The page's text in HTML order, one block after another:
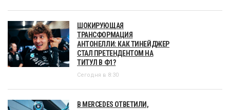
ШОКИРУЮЩАЯ
ТРАНСФОРМАЦИЯ
АНТОНЕЛЛИ: КАК ТИНЕЙДЖЕР
СТАЛ ПРЕТЕНДЕНТОМ НА
ТИТУЛ В Ф1?
Сегодня в 8:30
В MERCEDES ОТВЕТИЛИ,